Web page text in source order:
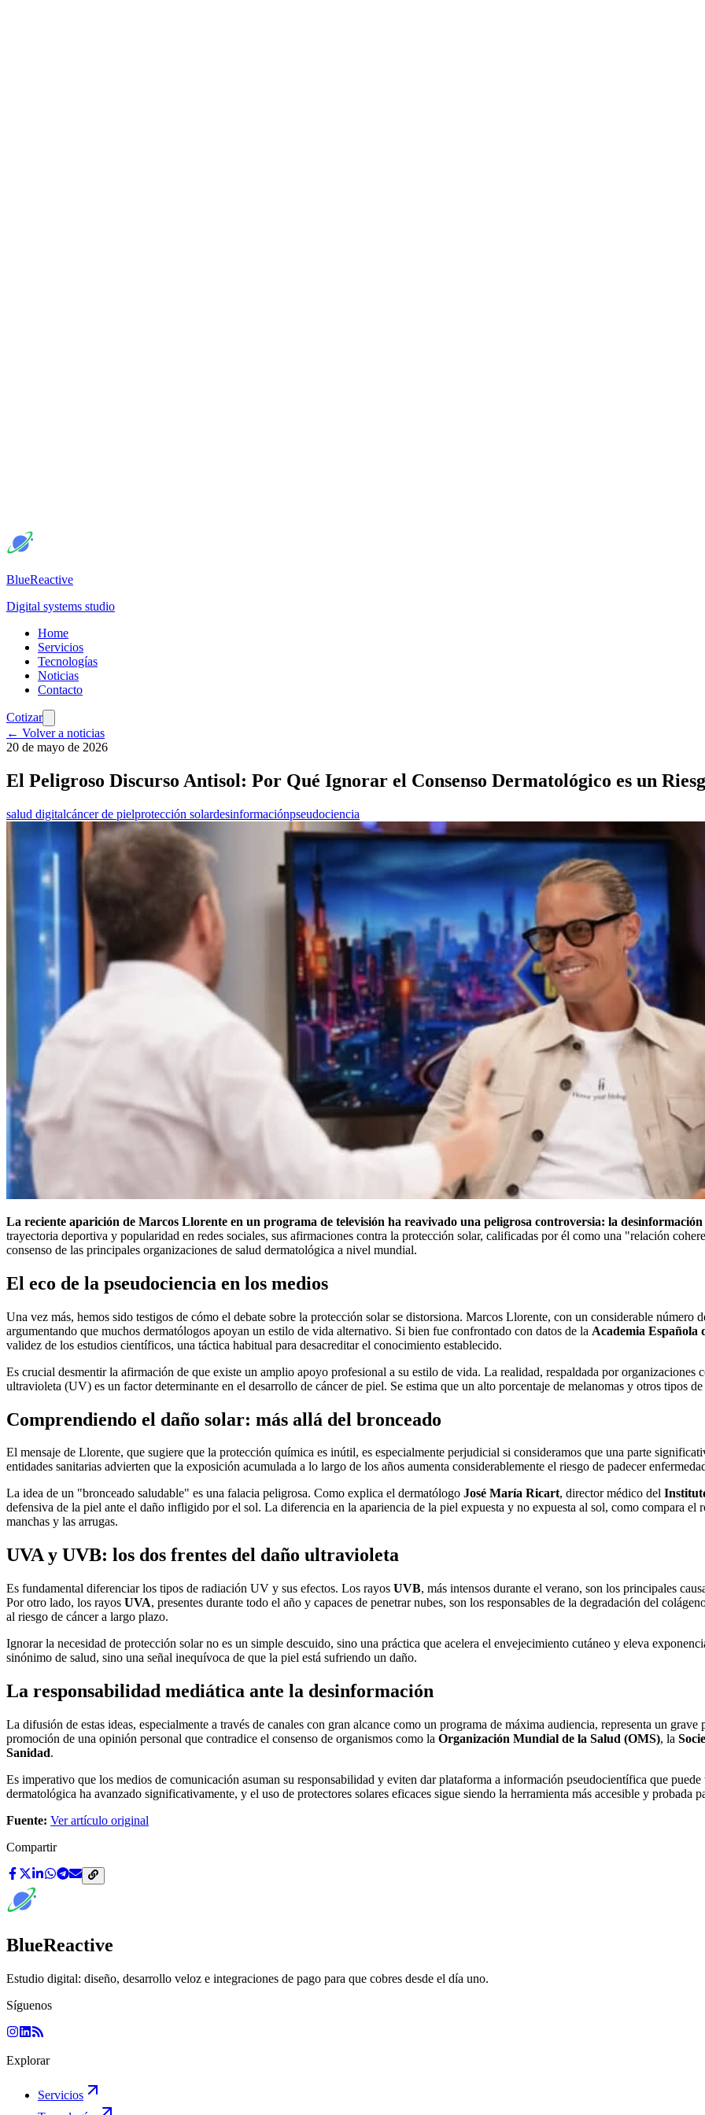
BlueReactive
Digital systems studio
Home
Servicios
Tecnologías
Noticias
Contacto
Cotizar
← Volver a noticias
20 de mayo de 2026
El Peligroso Discurso Antisol: Por Qué Ignorar el Consenso Dermatológico es un
salud digitalcáncer de pielprotección solardesinformaciónpseudociencia
La reciente aparición de Marcos Llorente en un programa de televisión ha reavivado una peligrosa controversia: la desinformación
trayectoria deportiva y popularidad en redes sociales, sus afirmaciones contra la protección solar, calificadas por él como una "relación
consenso de las principales organizaciones de salud dermatológica a nivel mundial.
El eco de la pseudociencia en los medios
Una vez más, hemos sido testigos de cómo el debate sobre la protección solar se distorsiona. Marcos Llorente, con un considerable número
argumentando que muchos dermatólogos apoyan un estilo de vida alternativo. Si bien fue confrontado con datos de la Academia Española
validez de los estudios científicos, una táctica habitual para desacreditar el conocimiento establecido.
Es crucial desmentir la afirmación de que existe un amplio apoyo profesional a su estilo de vida. La realidad, respaldada por organizaciones
ultravioleta (UV) es un factor determinante en el desarrollo de cáncer de piel. Se estima que un alto porcentaje de melanomas y otros tipos
Comprendiendo el daño solar: más allá del bronceado
El mensaje de Llorente, que sugiere que la protección química es inútil, es especialmente perjudicial si consideramos que una parte
entidades sanitarias advierten que la exposición acumulada a lo largo de los años aumenta considerablemente el riesgo de padecer
La idea de un "bronceado saludable" es una falacia peligrosa. Como explica el dermatólogo José María Ricart, director médico del
defensiva de la piel ante el daño infligido por el sol. La diferencia en la apariencia de la piel expuesta y no expuesta al sol, como compara
manchas y las arrugas.
UVA y UVB: los dos frentes del daño ultravioleta
Es fundamental diferenciar los tipos de radiación UV y sus efectos. Los rayos UVB, más intensos durante el verano, son los principales
Por otro lado, los rayos UVA, presentes durante todo el año y capaces de penetrar nubes, son los responsables de la degradación del
al riesgo de cáncer a largo plazo.
Ignorar la necesidad de protección solar no es un simple descuido, sino una práctica que acelera el envejecimiento cutáneo y eleva
sinónimo de salud, sino una señal inequívoca de que la piel está sufriendo un daño.
La responsabilidad mediática ante la desinformación
La difusión de estas ideas, especialmente a través de canales con gran alcance como un programa de máxima audiencia, representa un
promoción de una opinión personal que contradice el consenso de organismos como la Organización Mundial de la Salud (OMS), la
Sanidad.
Es imperativo que los medios de comunicación asuman su responsabilidad y eviten dar plataforma a información pseudocientífica que
dermatológica ha avanzado significativamente, y el uso de protectores solares eficaces sigue siendo la herramienta más accesible y probada
Fuente: Ver artículo original
Compartir
BlueReactive
Estudio digital: diseño, desarrollo veloz e integraciones de pago para que cobres desde el día uno.
Síguenos
Explorar
Servicios